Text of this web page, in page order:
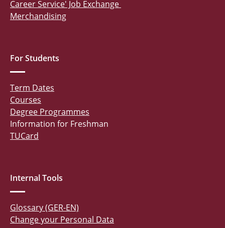
Career Service' Job Exchange
Merchandising
For Students
Term Dates
Courses
Degree Programmes
Information for Freshman
TUCard
Internal Tools
Glossary (GER-EN)
Change your Personal Data